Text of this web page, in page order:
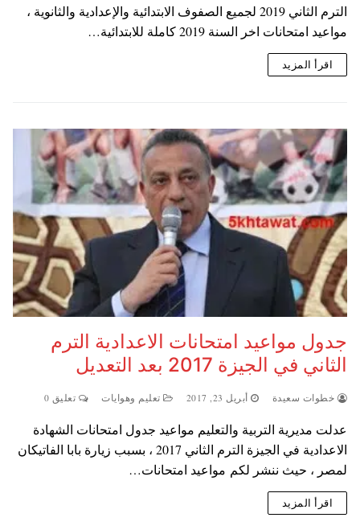
الترم الثاني 2019 لجميع الصفوف الابتدائية والإعدادية والثانوية ،
مواعيد امتحانات اخر السنة 2019 كاملة للابتدائية…
اقرأ المزيد
جدول مواعيد امتحانات الاعدادية الترم
الثاني في الجيزة 2017 بعد التعديل
خطوات سعيدة أبريل 23, 2017 تعليم وهوايات تعليق 0
عدلت مديرية التربية والتعليم مواعيد جدول امتحانات الشهادة
الاعدادية في الجيزة الترم الثاني 2017 ، بسبب زيارة بابا الفاتيكان
لمصر ، حيث ننشر لكم مواعيد امتحانات…
اقرأ المزيد